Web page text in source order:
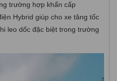
trường hợp khẩn cấp
Hybrid giúp cho xe tăng tốc
leo dốc đặc biệt trong trường